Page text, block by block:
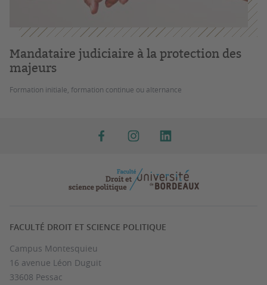
Mandataire judiciaire à la protection des
majeurs
Formation initiale, formation continue ou alternance
FACULTÉ DROIT ET SCIENCE POLITIQUE
Campus Montesquieu
16 avenue Léon Duguit
33608 Pessac